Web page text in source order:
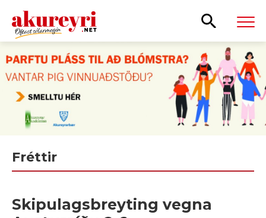
Leita
Fréttir
Skipulagsbreyting vegna